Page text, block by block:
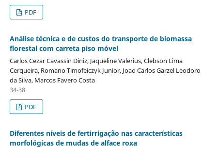
PDF
Análise técnica e de custos do transporte de biomassa
florestal com carreta piso móvel
Carlos Cezar Cavassin Diniz, Jaqueline Valerius, Clebson Lima
Cerqueira, Romano Timofeiczyk Junior, Joao Carlos Garzel Leodoro
da Silva, Marcos Favero Costa
34-38
PDF
Diferentes níveis de fertirrigação nas características
morfológicas de mudas de alface roxa